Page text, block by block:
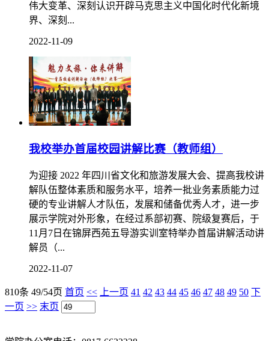
伟大变革、深刻认识开辟马克思主义中国化时代化新境
界、深刻...
2022-11-09
我校举办首届校园讲解比赛（教师组）
为迎接 2022 年四川省文化和旅游发展大会、提高我校讲
解队伍整体素质和服务水平，培养一批业务素质能力过
硬的专业讲解人才队伍，发展和储备优秀人才，进一步
展示学院对外形象，在经过系部初赛、院级复赛后，于
11月7日在锦屏西苑五导游实训室特举办首届讲解活动讲
解员（...
2022-11-07
810条 49/54页 首页 << 上一页 41 42 43 44 45 46 47 48 49 50 下
一页 >> 末页